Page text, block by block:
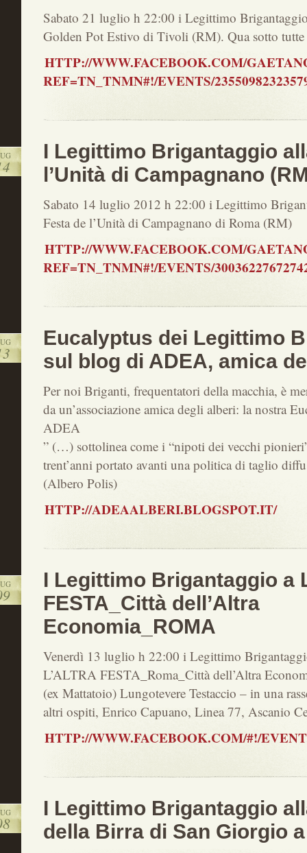
Sabato 21 luglio h 22:00 i Legittimo
Golden Pot Estivo di Tivoli (RM). Qua sotto
HTTP://WWW.FACEBOOK.COM/
REF=TN_TNMN#!/EVENTS/
I Legittimo Brigantaggio
l’Unità di Campagnano
Sabato 14 luglio 2012 h 22:00 i Legittimo
Festa de l’Unità di Campagnano di Roma (RM)
HTTP://WWW.FACEBOOK.COM/
REF=TN_TNMN#!/EVENTS/
Eucalyptus dei Legittimo
sul blog di ADEA, amica
Per noi Briganti, frequentatori della macchia, è
da un’associazione amica degli alberi: la nostra
ADEA
” (…) sottolinea come i “nipoti dei vecchi
trent’anni portato avanti una politica di taglio
(Albero Polis)
HTTP://ADEAALBERI.BLOGSPOT.IT/
I Legittimo Brigantaggio a
FESTA_Città dell’Altra
Economia_ROMA
Venerdì 13 luglio h 22:00 i Legittimo
L’ALTRA FESTA_Roma_Città dell’Altra
(ex Mattatoio) Lungotevere Testaccio – in una
altri ospiti, Enrico Capuano, Linea 77, Ascanio
HTTP://WWW.FACEBOOK.COM/#!/
I Legittimo Brigantaggio
della Birra di San Giorgio